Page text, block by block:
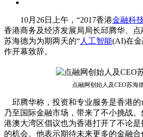
10月26日上午，“2017香港金融科
香港商务及经济发展局局长邱腾华、点
苏海德为为期两天的“人工智能(AI)在
作开幕致辞。
点融网创始人及CEO苏海
邱腾华称，投资和专业服务是香港的
乃至国际金融市场，带来了不小挑战
港澳大湾区倡议也为香港打开了不论
的机会。他表示期待未来更多的金融合